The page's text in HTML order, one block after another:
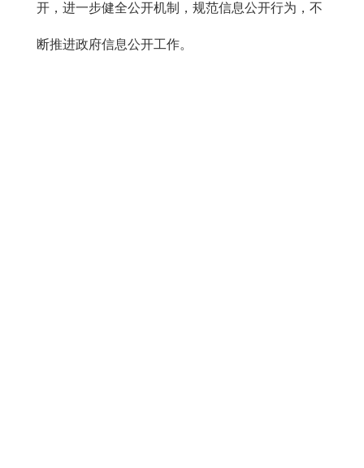
开，进一步健全公开机制，规范信息公开行为，不
断推进政府信息公开工作。